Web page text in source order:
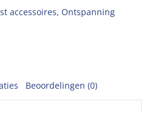
accessoires, Ontspanning
Beoordelingen (0)